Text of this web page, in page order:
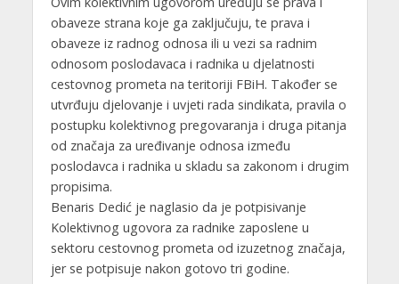
obaveze strana koje ga zaključuju, te prava i
obaveze iz radnog odnosa ili u vezi sa radnim
odnosom poslodavaca i radnika u djelatnosti
cestovnog prometa na teritoriji FBiH. Također se
utvrđuju djelovanje i uvjeti rada sindikata, pravila o
postupku kolektivnog pregovaranja i druga pitanja
od značaja za uređivanje odnosa između
poslodavca i radnika u skladu sa zakonom i drugim
propisima.
Benaris Dedić je naglasio da je potpisivanje
Kolektivnog ugovora za radnike zaposlene u
sektoru cestovnog prometa od izuzetnog značaja,
jer se potpisuje nakon gotovo tri godine.